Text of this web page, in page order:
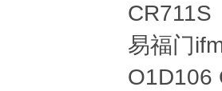
CR711S
易福门
O1D106